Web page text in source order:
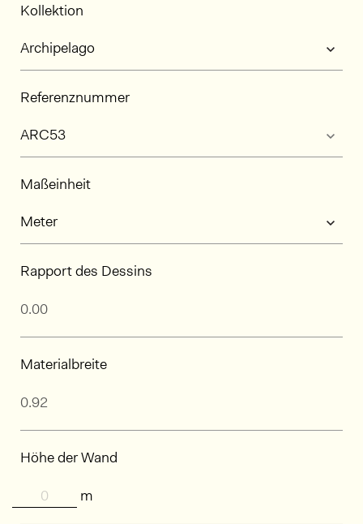
Kollektion
Referenznummer
Maßeinheit
Rapport des Dessins
Materialbreite
Höhe der Wand
m